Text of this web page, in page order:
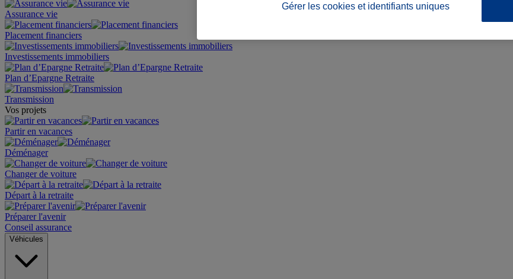
Assurance vie
Placement financiers
Investissements immobiliers
Plan d’Epargne Retraite
Transmission
Vos projets
Partir en vacances
Déménager
Changer de voiture
Départ à la retraite
Préparer l'avenir
Conseil assurance
Véhicules
Gérer les cookies et identifiants uniques